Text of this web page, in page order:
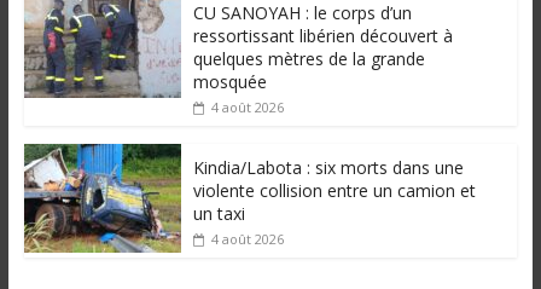
CU SANOYAH : le corps d’un
ressortissant libérien découvert à
quelques mètres de la grande
mosquée
4 août 2026
Kindia/Labota : six morts dans une
violente collision entre un camion et
un taxi
4 août 2026